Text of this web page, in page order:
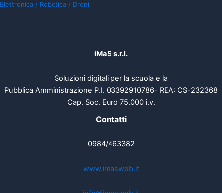
Elettronica / Robotica / Droni
iMaS s.r.l.
Soluzioni digitali per la scuola e la
Pubblica Amministrazione P.I. 03392910786- REA: CS-232368
Cap. Soc. Euro 75.000 i.v.
Contatti
0984/463382
www.imasweb.it